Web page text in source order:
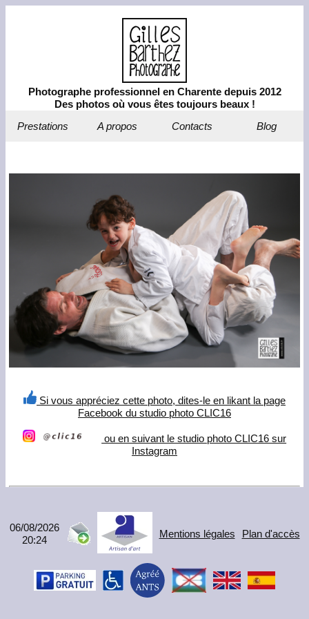
Photographe professionnel en Charente depuis 2012
Des photos où vous êtes toujours beaux !
Prestations
A propos Contacts Blog
Si vous appréciez cette photo, dites-le en likant la page
Facebook du studio photo CLIC16
ou en suivant le studio photo CLIC16 sur
Instagram
06/08/2026
20:24
Mentions légales Plan d'accès